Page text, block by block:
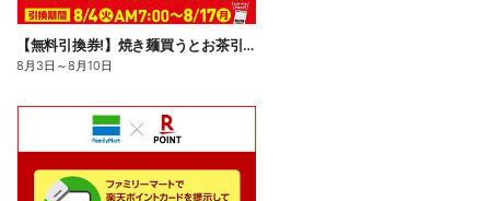
【無料引換券!】焼き麺買うとお茶引換券貰える!
8月3日 ～8月10日